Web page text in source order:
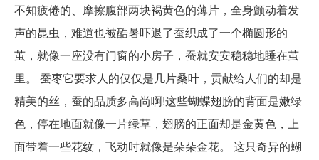
不知疲倦的、摩擦腹部两块褐黄色的薄片，全身颤动着发
声的昆虫，难道也被酷暑吓退了蚕织成了一个椭圆形的
茧，就像一座没有门窗的小房子，蚕就安安稳稳地睡在茧
里。 蚕枣它要求人的仅仅是几片桑叶，贡献给人们的却是
精美的丝，蚕的品质多高尚啊!这些蝴蝶翅膀的背面是嫩绿
色，停在地面就像一片绿草，翅膀的正面却是金黄色，上
面带着一些花纹，飞动时就像是朵朵金花。 这只奇异的蝴